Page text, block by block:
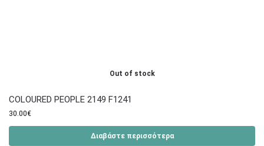
Out of stock
COLOURED PEOPLE 2149 F1241
30.00€
Διαβάστε περισσότερα